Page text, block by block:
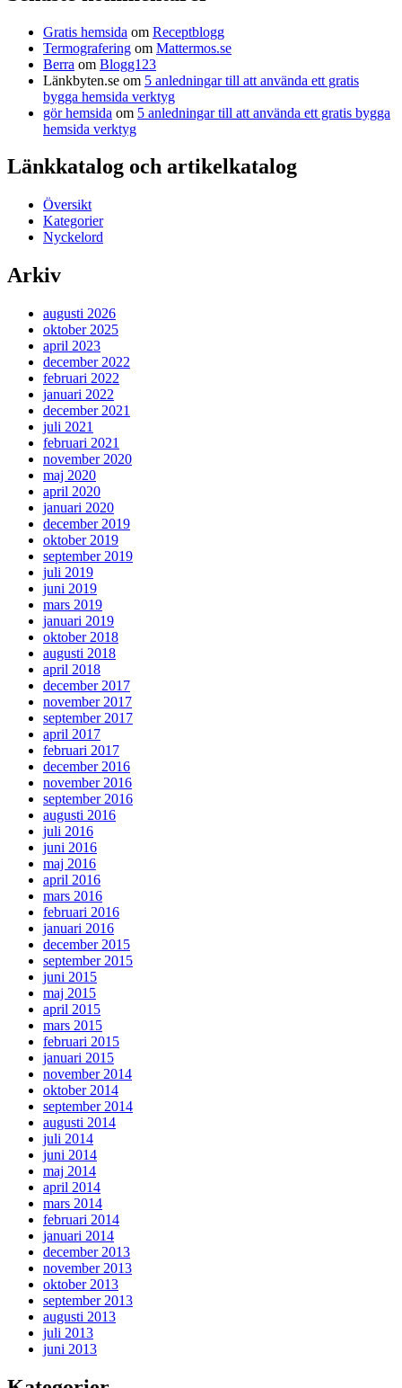
Gratis hemsida om Receptblogg
Termografering om Mattermos.se
Berra om Blogg123
Länkbyten.se om 5 anledningar till att använda ett gratis
bygga hemsida verktyg
gör hemsida om 5 anledningar till att använda ett gratis bygga
hemsida verktyg
Länkkatalog och artikelkatalog
Översikt
Kategorier
Nyckelord
Arkiv
augusti 2026
oktober 2025
april 2023
december 2022
februari 2022
januari 2022
december 2021
juli 2021
februari 2021
november 2020
maj 2020
april 2020
januari 2020
december 2019
oktober 2019
september 2019
juli 2019
juni 2019
mars 2019
januari 2019
oktober 2018
augusti 2018
april 2018
december 2017
november 2017
september 2017
april 2017
februari 2017
december 2016
november 2016
september 2016
augusti 2016
juli 2016
juni 2016
maj 2016
april 2016
mars 2016
februari 2016
januari 2016
december 2015
september 2015
juni 2015
maj 2015
april 2015
mars 2015
februari 2015
januari 2015
november 2014
oktober 2014
september 2014
augusti 2014
juli 2014
juni 2014
maj 2014
april 2014
mars 2014
februari 2014
januari 2014
december 2013
november 2013
oktober 2013
september 2013
augusti 2013
juli 2013
juni 2013